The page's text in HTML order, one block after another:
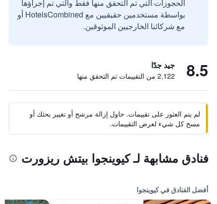
الحجوزات التي تم التحقق منها فقط والتي تم إجراؤها
بواسطة مستخدمين حقيقيين مع HotelsCombined أو
مع شركائنا الخارجيين الموثوقين.
8.5 جيد جدًا
2,122 من التقييمات تم التحقق منها
لم يتم العثور على تقييمات. حاول إزالة مرشح أو تغيير بحثك أو
مسح كل شيء لعرض التقييمات.
فنادق مشابهة لـ كيوينجوا بيتش ريزورت
أفضل الفنادق في كيوينجوا